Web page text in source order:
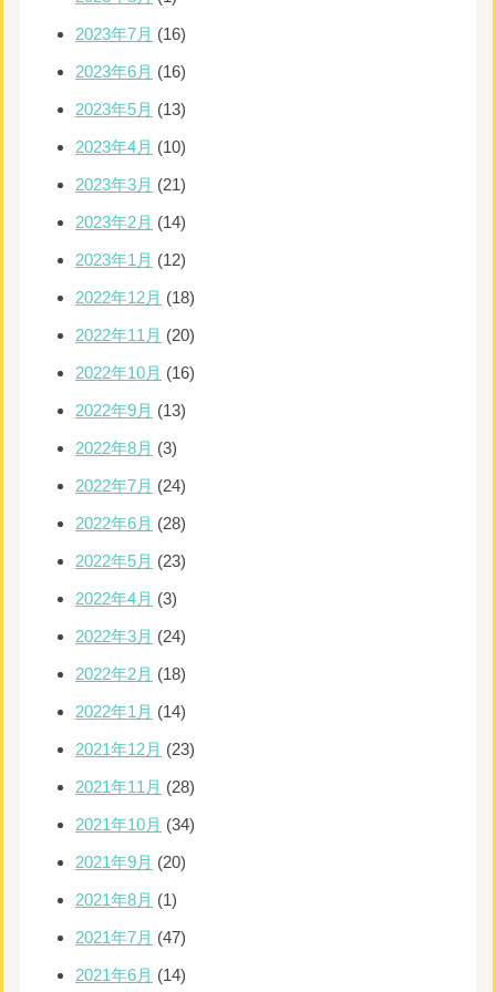
2023年7月 (16)
2023年6月 (16)
2023年5月 (13)
2023年4月 (10)
2023年3月 (21)
2023年2月 (14)
2023年1月 (12)
2022年12月 (18)
2022年11月 (20)
2022年10月 (16)
2022年9月 (13)
2022年8月 (3)
2022年7月 (24)
2022年6月 (28)
2022年5月 (23)
2022年4月 (3)
2022年3月 (24)
2022年2月 (18)
2022年1月 (14)
2021年12月 (23)
2021年11月 (28)
2021年10月 (34)
2021年9月 (20)
2021年8月 (1)
2021年7月 (47)
2021年6月 (14)